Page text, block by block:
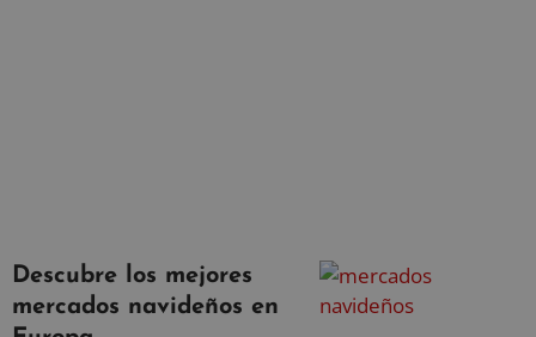
Descubre los mejores
mercados navideños en